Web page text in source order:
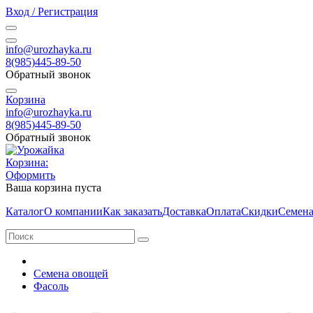
Вход / Регистрация
info@urozhayka.ru
8(985)445-89-50
Обратный звонок
Корзина
info@urozhayka.ru
8(985)445-89-50
Обратный звонок
Корзина:
Оформить
Ваша корзина пуста
КаталогО компанииКак заказатьДоставкаОплатаСкидки
Семена овощей
Фасоль